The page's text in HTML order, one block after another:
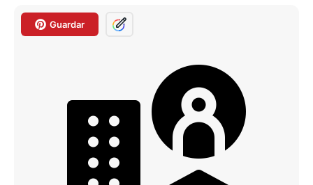
Guardar